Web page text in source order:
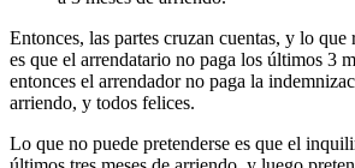
Entonces, las partes cruzan cuentas, y lo que
es que el arrendatario no paga los últimos 3
entonces el arrendador no paga la
arriendo, y todos felices.
Lo que no puede pretenderse es que el